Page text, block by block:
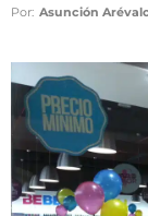
Por: Asunción